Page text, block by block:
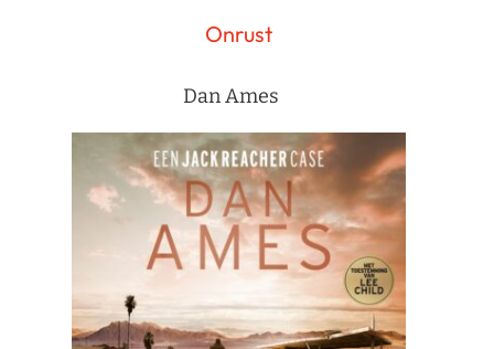
Onrust
Dan Ames